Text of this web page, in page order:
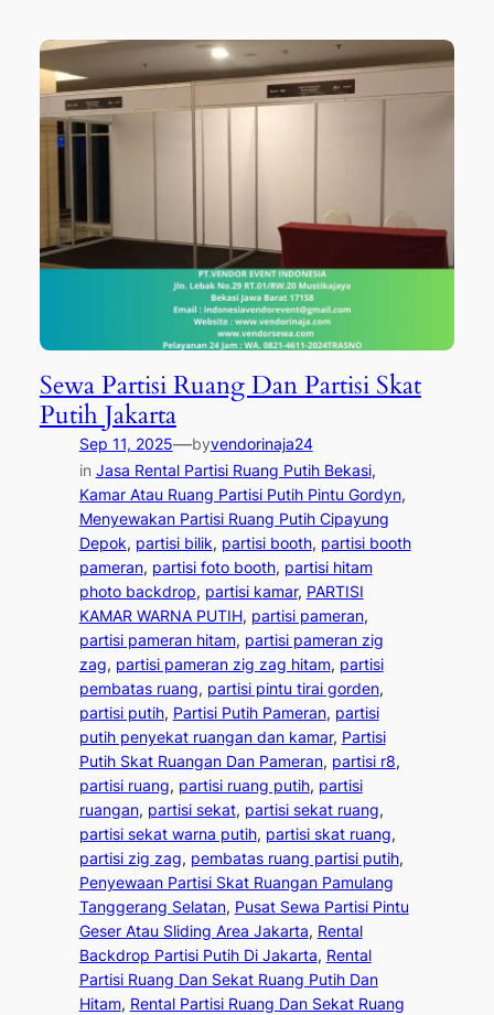
Sewa Partisi Ruang Dan Partisi Skat
Putih Jakarta
Sep 11, 2025—byvendorinaja24
in Jasa Rental Partisi Ruang Putih Bekasi
Kamar Atau Ruang Partisi Putih Pintu Gordyn
Menyewakan Partisi Ruang Putih Cipayung
Depok, partisi bilik, partisi booth, partisi booth
pameran, partisi foto booth, partisi hitam
photo backdrop, partisi kamar, PARTISI
KAMAR WARNA PUTIH, partisi pameran
partisi pameran hitam, partisi pameran zig
zag, partisi pameran zig zag hitam, partisi
pembatas ruang, partisi pintu tirai gorden
partisi putih, Partisi Putih Pameran, partisi
putih penyekat ruangan dan kamar, Partisi
Putih Skat Ruangan Dan Pameran, partisi r8
partisi ruang, partisi ruang putih, partisi
ruangan, partisi sekat, partisi sekat ruang
partisi sekat warna putih, partisi skat ruang
partisi zig zag, pembatas ruang partisi putih
Penyewaan Partisi Skat Ruangan Pamulang
Tanggerang Selatan, Pusat Sewa Partisi Pintu
Geser Atau Sliding Area Jakarta, Rental
Backdrop Partisi Putih Di Jakarta, Rental
Partisi Ruang Dan Sekat Ruang Putih Dan
Hitam, Rental Partisi Ruang Dan Sekat Ruang